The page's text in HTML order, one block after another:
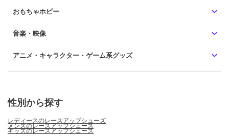
おもちゃホビー
音楽・映像
アニメ・キャラクター・ゲーム系グッズ
性別から探す
レディースのレースアップシューズ
メンズのレースアップシューズ
キッズのレースアップシューズ